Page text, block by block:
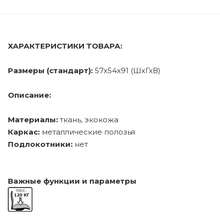
ХАРАКТЕРИСТИКИ ТОВАРА:
Размеры (стандарт): 57x54x91 (ШхГхВ)
Описание:
Материалы: ткань, экокожа
Каркас: металлические полозья
Подлокотники: нет
Важные функции и параметры